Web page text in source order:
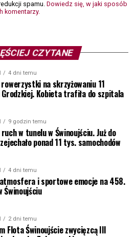
spamu. Dowiedz się, w jaki sposób
komentarzy.
CZYTANE
4 dni temu
na skrzyżowaniu 11
Kobieta trafiła do szpitala
9 godzin temu
w tunelu w Świnoujściu. Już do
ponad 11 tys. samochodów
4 dni temu
i sportowe emocje na 458.
Świnoujściu
2 dni temu
Flota Świnoujście zwycięzcą III